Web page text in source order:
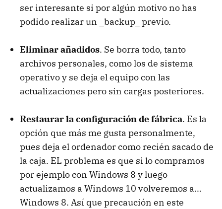
ser interesante si por algún motivo no has
podido realizar un _backup_ previo.
Eliminar añadidos. Se borra todo, tanto
archivos personales, como los de sistema
operativo y se deja el equipo con las
actualizaciones pero sin cargas posteriores.
Restaurar la configuración de fábrica. Es la
opción que más me gusta personalmente,
pues deja el ordenador como recién sacado de
la caja. EL problema es que si lo compramos
por ejemplo con Windows 8 y luego
actualizamos a Windows 10 volveremos a...
Windows 8. Así que precaución en este